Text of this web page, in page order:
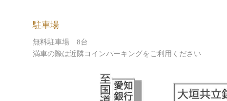
駐車場
無料駐車場 8台
満車の際は近隣コインパーキングをご利用ください